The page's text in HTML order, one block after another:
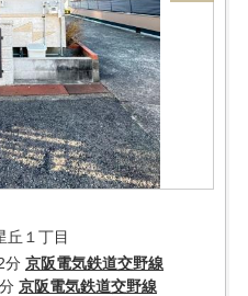
丘１丁目
分 京阪電気鉄道交野線
京阪電気鉄道交野線